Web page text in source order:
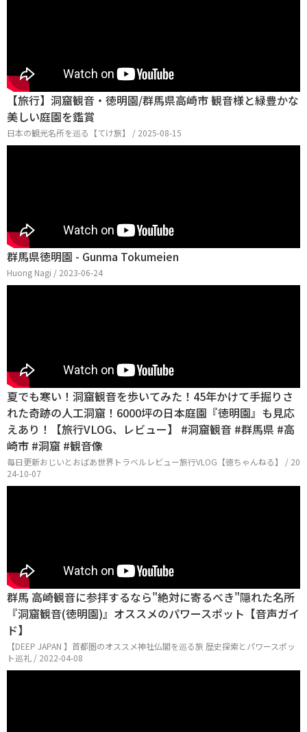
【旅行】洞窟観音・徳明園/群馬県高崎市 観音様と緑豊かな
美しい庭園を鑑賞
日本の観光名所を巡る【てけ旅】 / 2025-08-15
群馬県徳明園 - Gunma Tokumeien
Huong Nagi / 2023-06-24
夏でも寒い！洞窟観音を歩いてみた！45年かけて手掘りさ
れた奇跡の人工洞窟！6000坪の日本庭園『徳明園』も見応
えあり！【旅行VLOG、レビュー】 #洞窟観音 #群馬県 #高
崎市 #洞窟 #観音像
毎日更新おじいとおばあ世界トラベルレビュー旅行VLOG【徳ちゃんねる】 / 20
24-10-07
群馬 高崎観音に参拝するなら"絶対に寄るべき"隠れた名所
『洞窟観音(徳明園)』オススメのパワースポット【音声ガイ
ド】
【DEEP JAPAN 】首都圏のオススメ神社仏閣を巡る旅 歴史探索とパワースポッ
ト巡礼 / 2022-04-08